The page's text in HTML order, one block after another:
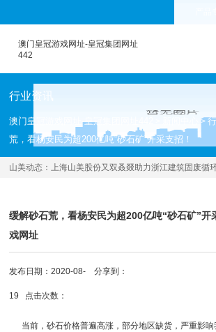
澳门皇冠游戏网址-皇冠集团网址
442
行业资讯
澳门皇冠游戏网址-皇冠集团网址442 >
荒，看杨安民为超200亿吨“砂石矿”开采支招！
山美动态：上海山美股份又双叒叕助力浙江建筑固废循
缓解砂石荒，看杨安民为超200亿吨“砂石矿”开
戏网址
分享到：
发布日期：2020-08-
19 点击次数：
当前，砂石价格普遍高涨，部分地区缺货，严重影响